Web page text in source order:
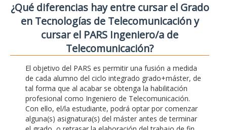
¿Qué diferencias hay entre cursar el Grado
en Tecnologías de Telecomunicación y
cursar el PARS Ingeniero/a de
Telecomunicación?
El objetivo del PARS es permitir una fusión a medida
de cada alumno del ciclo integrado grado+máster, de
tal forma que al acabar se obtenga la habilitación
profesional como Ingeniero de Telecomunicación.
Con ello, el/la estudiante, podrá optar por comenzar
alguna(s) asignatura(s) del máster antes de terminar